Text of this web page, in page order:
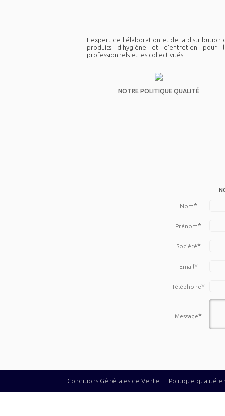
L'expert de l'élaboration et de la distribution
produits d'hygiène et d'entretien pour
professionnels et les collectivités.
NOTRE POLITIQUE QUALITÉ
Nom*
Prénom*
Société*
Email*
Téléphone*
Message*
Conditions Générales de Vente · Politique qualité